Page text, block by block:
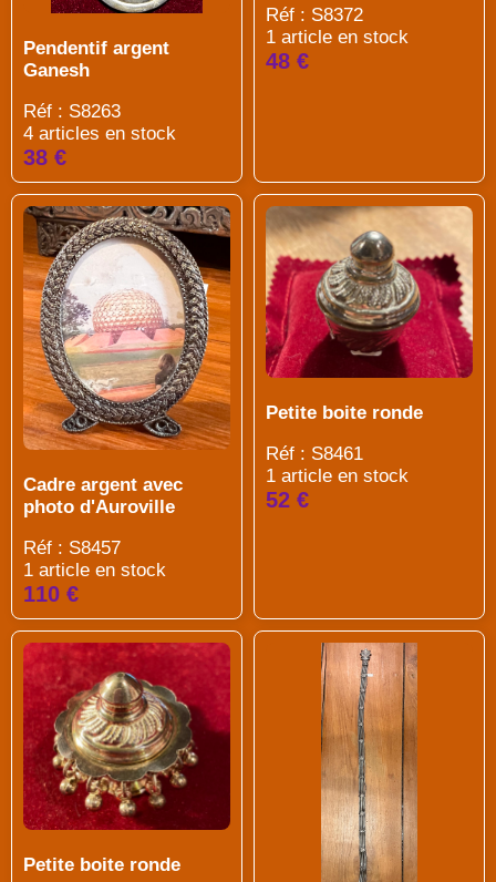
Pendentif argent
Ganesh
Réf : S8263
4 articles en stock
38 €
Réf : S8372
1 article en stock
48 €
Cadre argent avec
photo d'Auroville
Réf : S8457
1 article en stock
110 €
Petite boite ronde
Réf : S8461
1 article en stock
52 €
Petite boite ronde